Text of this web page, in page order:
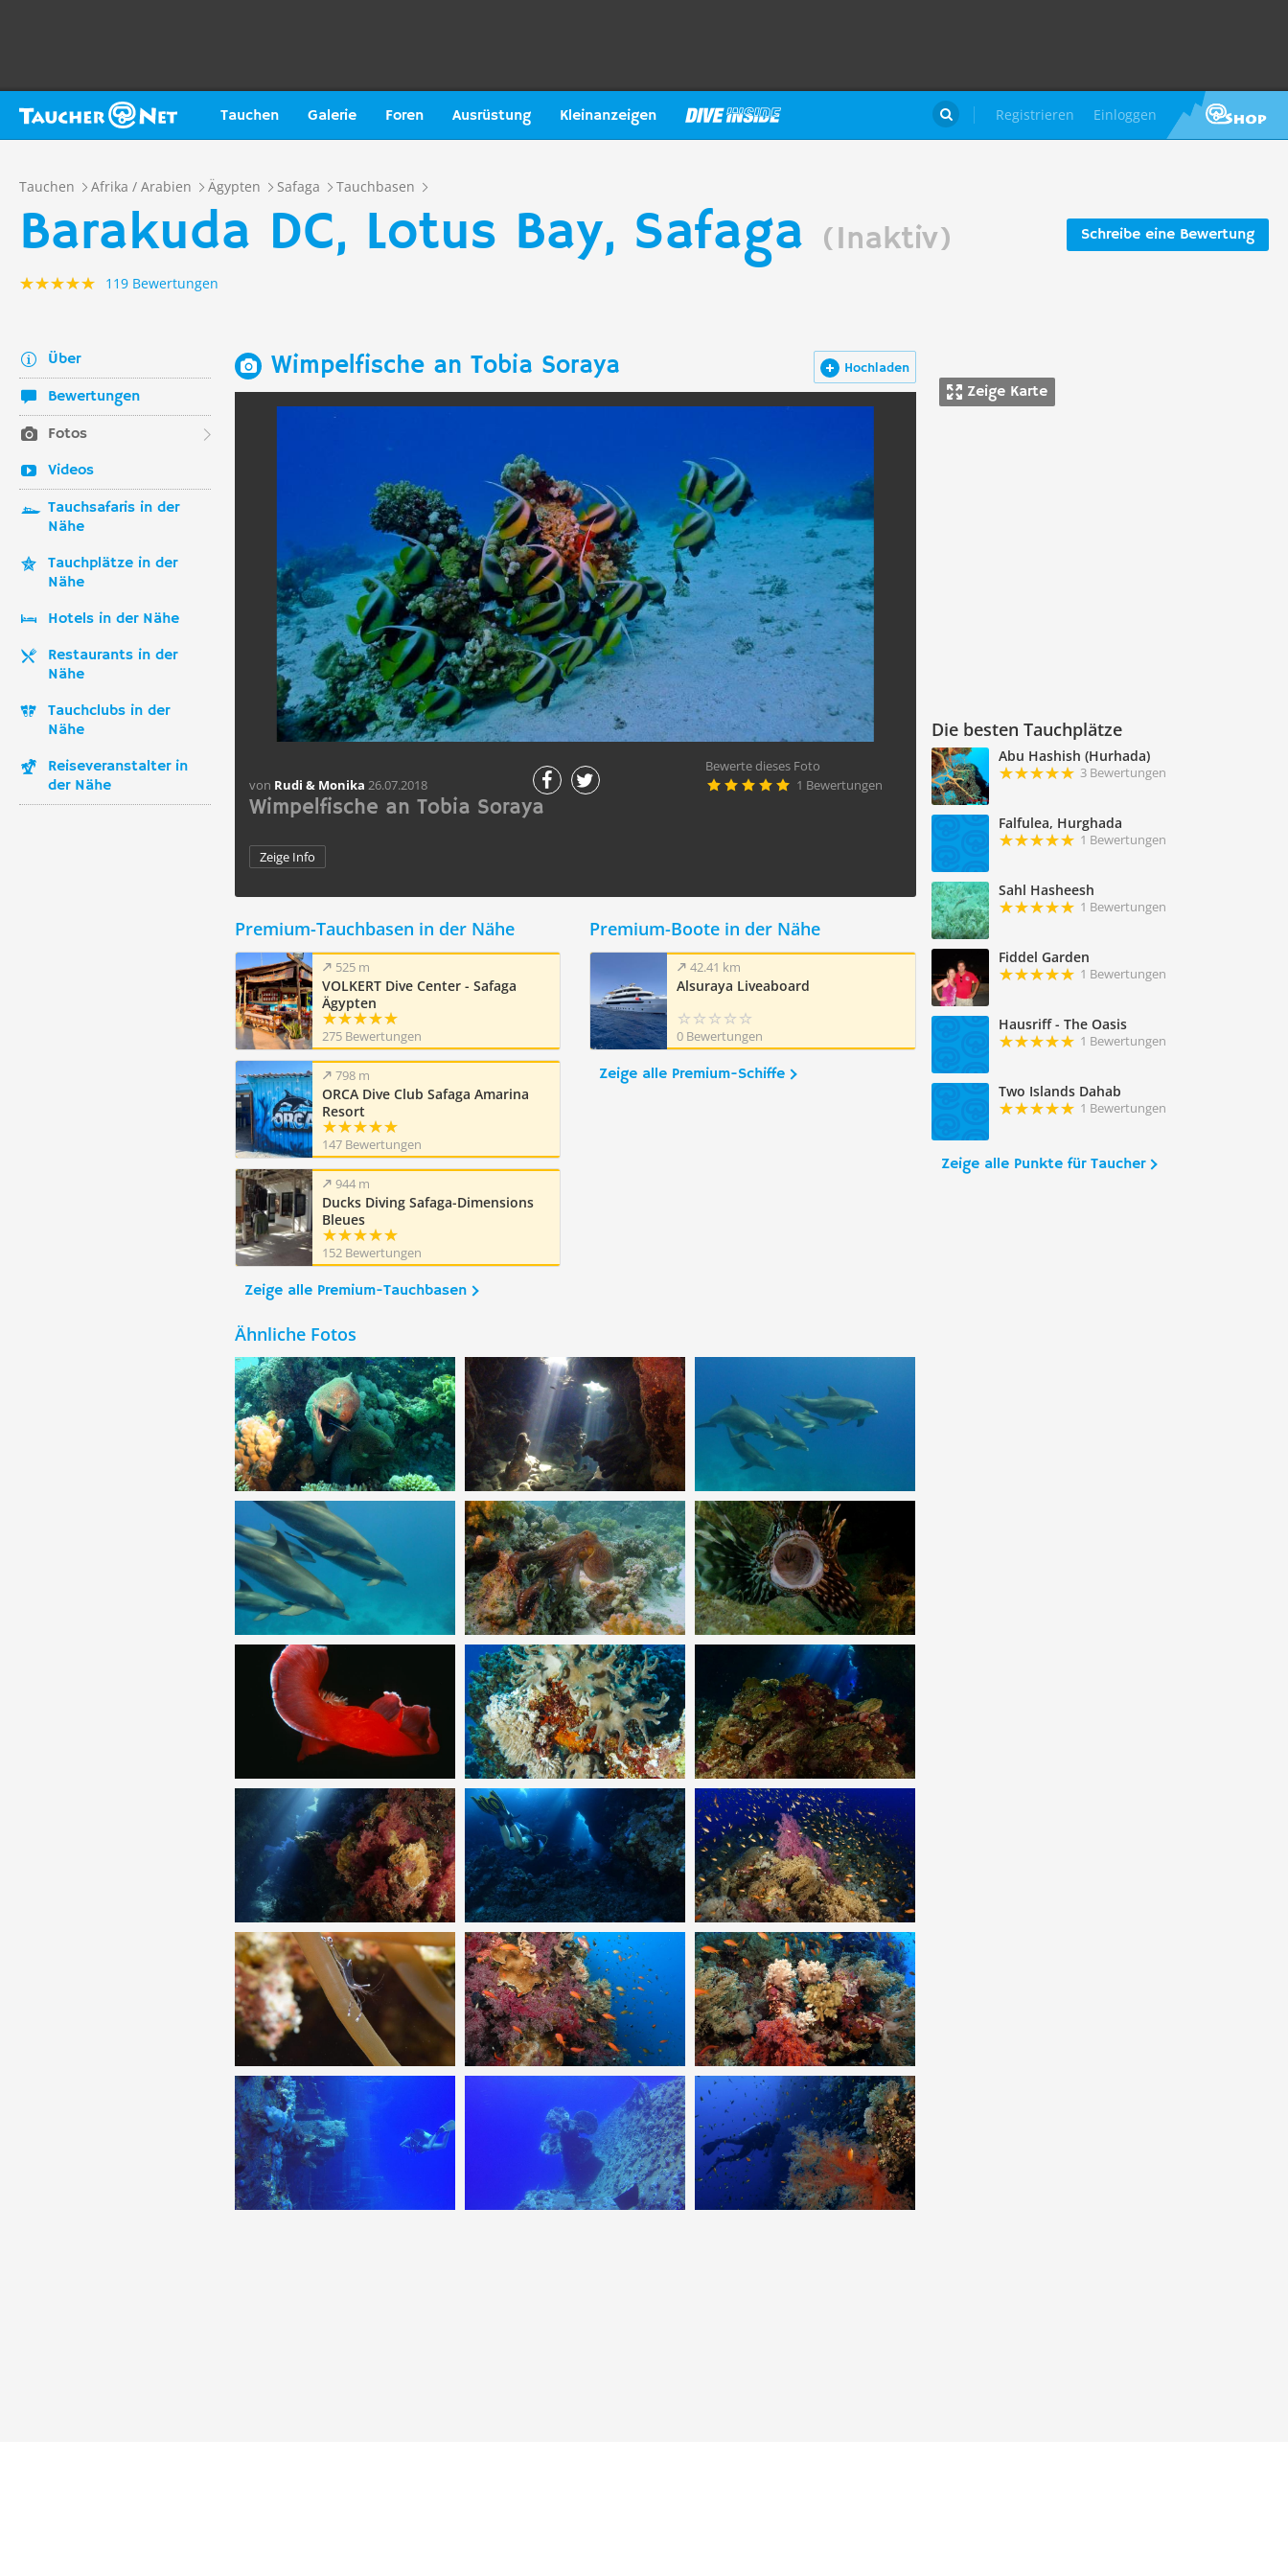
Tauchen Galerie Foren Ausrüstung Kleinanzeigen Registrieren Einloggen

Tauchen Afrika / Arabien Ägypten Safaga Tauchbasen
Schreibe eine Bewertung
Barakuda DC, Lotus Bay, Safaga (Inaktiv)
119 Bewertungen
Über
Bewertungen
Fotos
Videos
Tauchsafaris in der
Nähe
Tauchplätze in der
Nähe
Hotels in der Nähe
Restaurants in der
Nähe
Tauchclubs in der
Nähe
Reiseveranstalter in
der Nähe
Zeige Karte
Die besten Tauchplätze
Abu Hashish (Hurhada)
3 Bewertungen
Falfulea, Hurghada
1 Bewertungen
Sahl Hasheesh
1 Bewertungen
Fiddel Garden
1 Bewertungen
Hausriff - The Oasis
1 Bewertungen
Two Islands Dahab
1 Bewertungen
Zeige alle Punkte für Taucher
Hochladen
Wimpelfische an Tobia Soraya
von Rudi & Monika 26.07.2018
Bewerte dieses Foto
     1 Bewertungen
Wimpelfische an Tobia Soraya
Zeige Info
Premium-Tauchbasen in der Nähe
525 m
VOLKERT Dive Center - Safaga
Ägypten
275 Bewertungen
798 m
ORCA Dive Club Safaga Amarina
Resort
147 Bewertungen
944 m
Ducks Diving Safaga-Dimensions
Bleues
152 Bewertungen
Zeige alle Premium-Tauchbasen
Premium-Boote in der Nähe
42.41 km
Alsuraya Liveaboard
0 Bewertungen
Zeige alle Premium-Schiffe
Ähnliche Fotos